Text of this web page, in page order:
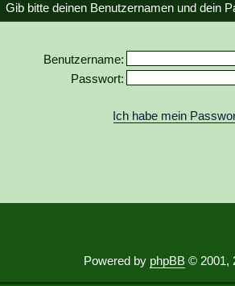
Gib bitte deinen Benutzernamen und dein
Benutzername:
Passwort:
Ich habe mein
Powered by phpBB © 2001,